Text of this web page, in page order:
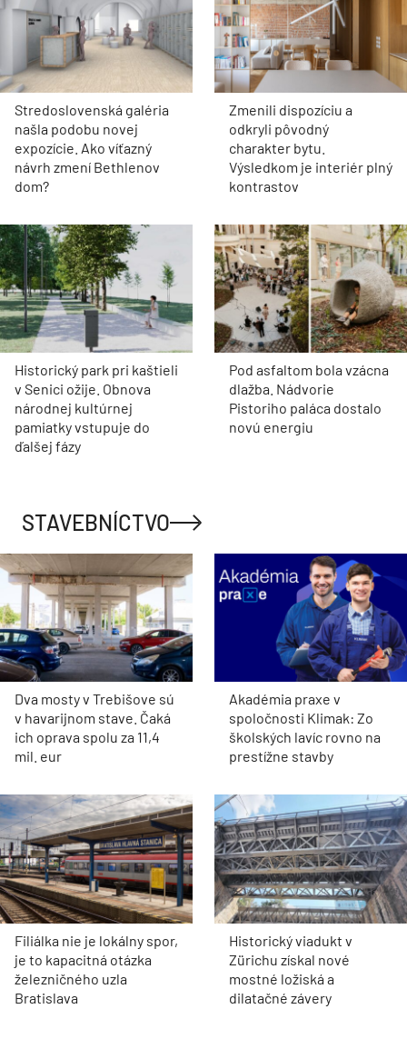
Stredoslovenská galéria
našla podobu novej
expozície. Ako víťazný
návrh zmení Bethlenov
dom?
Zmenili dispozíciu a
odkryli pôvodný
charakter bytu.
Výsledkom je interiér plný
kontrastov
Historický park pri kaštieli
v Senici ožije. Obnova
národnej kultúrnej
pamiatky vstupuje do
ďalšej fázy
Pod asfaltom bola vzácna
dlažba. Nádvorie
Pistoriho paláca dostalo
novú energiu
STAVEBNÍCTVO
Dva mosty v Trebišove sú
v havarijnom stave. Čaká
ich oprava spolu za 11,4
mil. eur
Akadémia praxe v
spoločnosti Klimak: Zo
školských lavíc rovno na
prestížne stavby
Filiálka nie je lokálny spor,
je to kapacitná otázka
železničného uzla
Bratislava
Historický viadukt v
Zürichu získal nové
mostné ložiská a
dilatačné závery